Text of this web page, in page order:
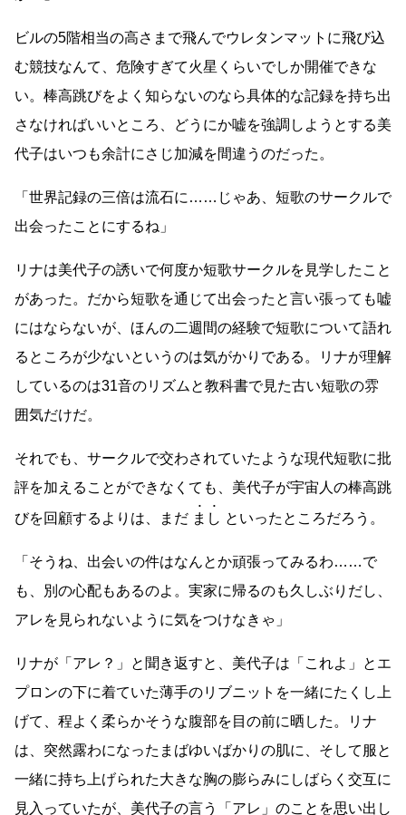
ビルの5階相当の高さまで飛んでウレタンマットに飛び込
む競技なんて、危険すぎて火星くらいでしか開催できな
い。棒高跳びをよく知らないのなら具体的な記録を持ち出
さなければいいところ、どうにか嘘を強調しようとする美
代子はいつも余計にさじ加減を間違うのだった。
「世界記録の三倍は流石に …… じゃあ、短歌のサークルで
出会ったことにするね」
リナは美代子の誘いで何度か短歌サークルを見学したこと
があった。だから短歌を通じて出会ったと言い張っても嘘
にはならないが、ほんの二週間の経験で短歌について語れ
るところが少ないというのは気がかりである。リナが理解
しているのは31音のリズムと教科書で見た古い短歌の雰
囲気だけだ。
それでも、サークルで交わされていたような現代短歌に批
評を加えることができなくても、美代子が宇宙人の棒高跳
びを回顧するよりは、まだ まし といったところだろう。
「そうね、出会いの件はなんとか頑張ってみるわ……で
も、別の心配もあるのよ。実家に帰るのも久しぶりだし、
アレを見られないように気をつけなきゃ」
リナが「アレ？」と聞き返すと、美代子は「これよ」とエ
プロンの下に着ていた薄手のリブニットを一緒にたくし上
げて、程よく柔らかそうな腹部を目の前に晒した。リナ
は、突然露わになったまばゆいばかりの肌に、そして服と
一緒に持ち上げられた大きな胸の膨らみにしばらく交互に
見入っていたが、美代子の言う「アレ」のことを思い出し